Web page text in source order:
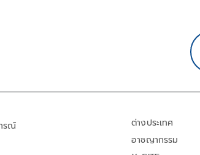
รณ์
ต่างประเทศ
อาชญากรรม